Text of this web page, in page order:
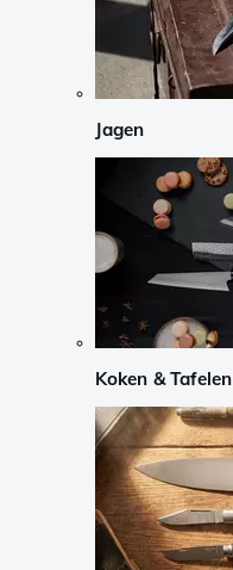
Jagen
Koken & Tafelen